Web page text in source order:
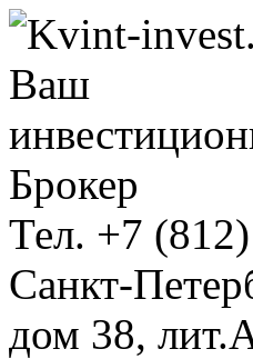
Тел. +7
Санкт-
дом 38,